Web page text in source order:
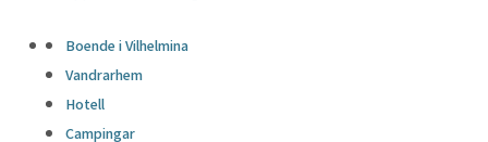
Boende i Vilhelmina
Vandrarhem
Hotell
Campingar